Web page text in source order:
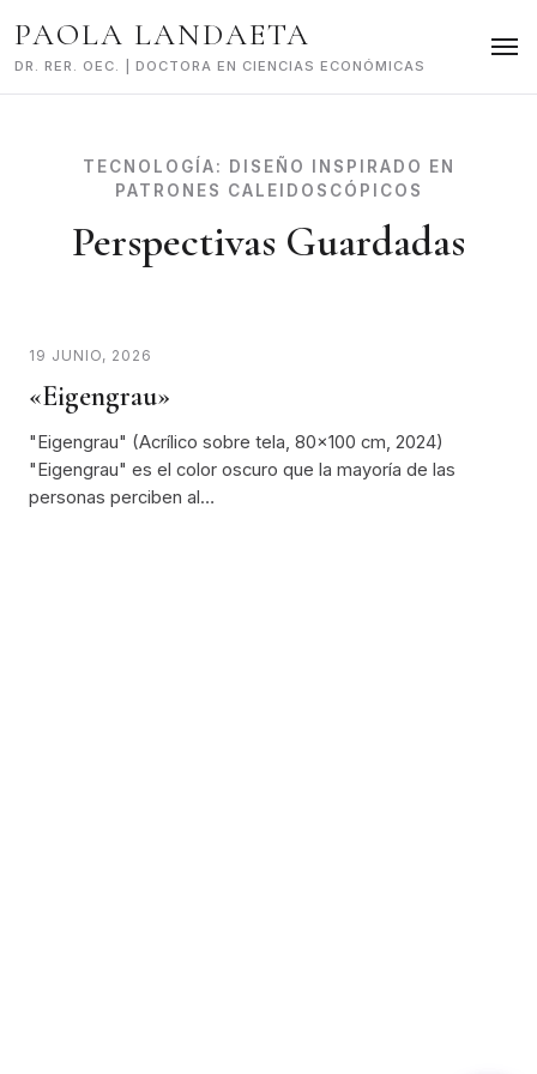
to
content
PAOLA LANDAETA
DR. RER. OEC. | DOCTORA EN CIENCIAS ECONÓMICAS
TECNOLOGÍA:
DISEÑO INSPIRADO EN
PATRONES CALEIDOSCÓPICOS
Perspectivas Guardadas
19 JUNIO, 2026
«Eigengrau»
"Eigengrau" (Acrílico sobre tela, 80x100 cm, 2024)
"Eigengrau" es el color oscuro que la mayoría de las
personas perciben al…